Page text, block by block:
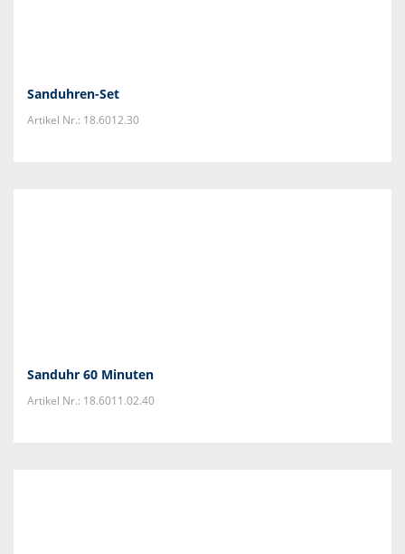
Sanduhren-Set
Artikel Nr.: 18.6012.30
Sanduhr 60 Minuten
Artikel Nr.: 18.6011.02.40